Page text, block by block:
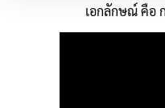
เอกลักษณ์ คือ